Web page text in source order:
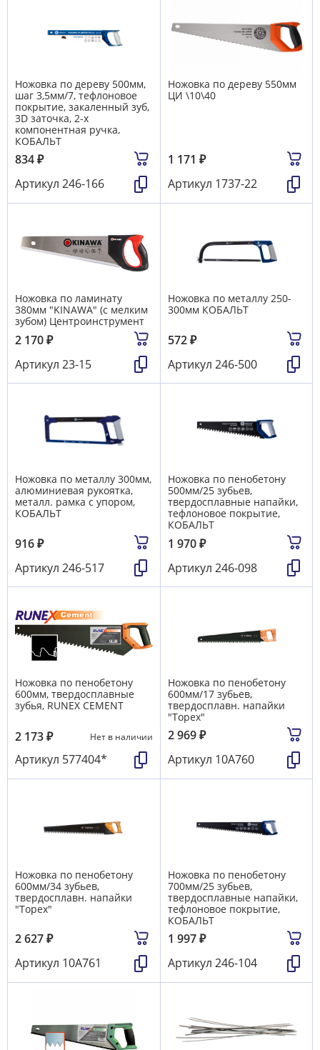
Ножовка по дереву 500мм,
шаг 3,5мм/7, тефлоновое
покрытие, закаленный зуб,
3D заточка, 2-х
компонентная ручка,
КОБАЛЬТ
834₽
Артикул 246-166
Ножовка по дереву 550мм
ЦИ \10\40
1 171 ₽
Артикул 1737-22
Ножовка по ламинату
380мм "KINAWA" (с мелким
зубом) Центроинструмент
2 170₽
Артикул 23-15
Ножовка по металлу 250-
300мм КОБАЛЬТ
572₽
Артикул 246-500
Ножовка по металлу 300мм,
алюминиевая рукоятка,
металл. рамка с упором,
КОБАЛЬТ
916₽
Артикул 246-517
Ножовка по пенобетону
500мм/25 зубьев,
твердосплавные напайки,
тефлоновое покрытие,
КОБАЛЬТ
1 970₽
Артикул 246-098
Ножовка по пенобетону
600мм, твердосплавные
зубья, RUNEX CEMENT
2 173₽ Нет в наличии
Артикул 577404*
Ножовка по пенобетону
600мм/17 зубьев,
твердосплавн. напайки
"Topex"
2 969₽
Артикул 10A760
Ножовка по пенобетону
600мм/34 зубьев,
твердосплавн. напайки
"Topex"
2 627₽
Артикул 10A761
Ножовка по пенобетону
700мм/25 зубьев,
твердосплавные напайки,
тефлоновое покрытие,
КОБАЛЬТ
1 997₽
Артикул 246-104